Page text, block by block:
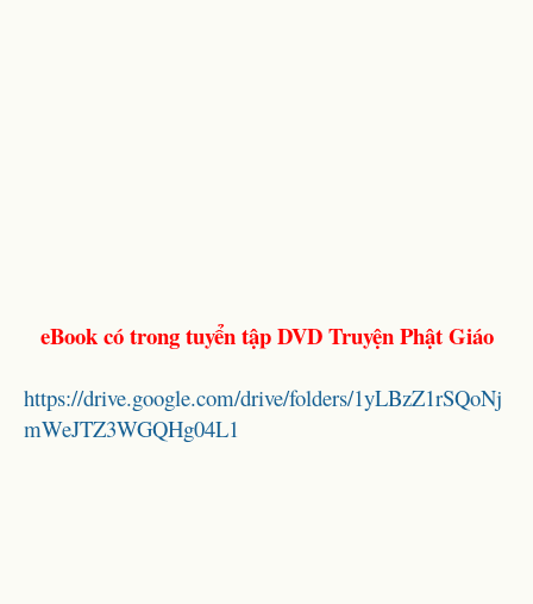
eBook có trong tuyển tập DVD Truyện Phật Giáo
https://drive.google.com/drive/folders/1yLBzZ1rSQoNj
mWeJTZ3WGQHg04L1